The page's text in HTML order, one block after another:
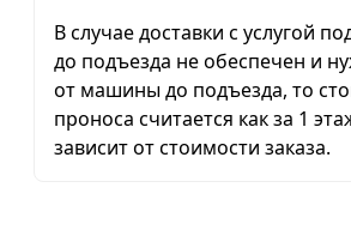
В случае доставки с услугой
до подъезда не обеспечен и
от машины до подъезда, то
проноса считается как за 1
зависит от стоимости заказа.